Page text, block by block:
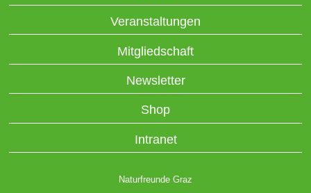
Veranstaltungen
Mitgliedschaft
Newsletter
Shop
Intranet
Naturfreunde Graz